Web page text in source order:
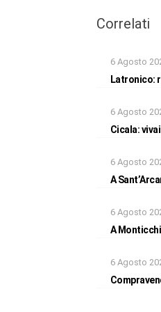
Correlati
6 Agosto
Latronico:
6 Agosto
Cicala:
6 Agosto
A
6 Agosto
A
6 Agosto